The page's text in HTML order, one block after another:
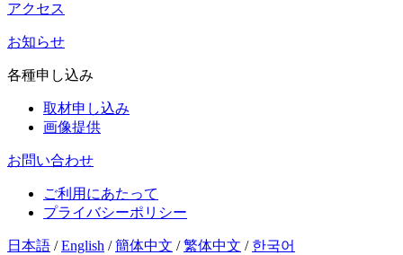
アクセス
お知らせ
各種申し込み
取材申し込み
画像提供
お問い合わせ
ご利用にあたって
プライバシーポリシー
日本語 /English /簡体中文 /繁体中文 / 한국어